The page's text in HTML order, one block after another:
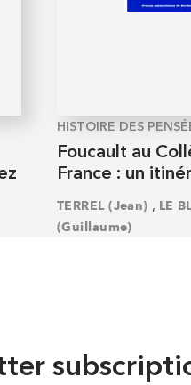
HISTOIRE DES
Foucault au
France : un
TERREL (Jean) , LE
(Guillaume)